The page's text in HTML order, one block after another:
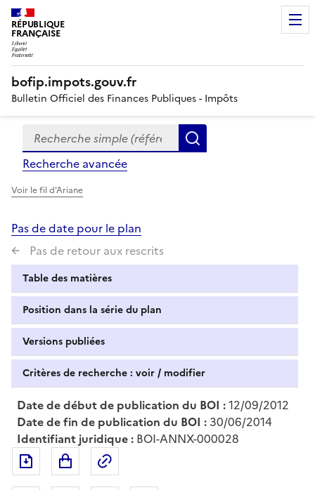
RÉPUBLIQUE
FRANÇAISE
bofip.impots.gouv.fr
Bulletin Officiel des Finances Publiques - Impôts
Formulaire
de
recherche
Recherche simple (références, mots clés, partie du
Recherche avancée
Voir le fil d'Ariane
Pas de date pour le plan
Pas de retour aux rescrits
Table des matières
Position dans la série du plan
Versions publiées
Critères de recherche : voir / modifier
Date de début de publication du BOI :12/09/2012
Date de fin de publication du BOI : 30/06/2014
Identifiant juridique : BOI-ANNX-000028
Exporter le document au format pdf